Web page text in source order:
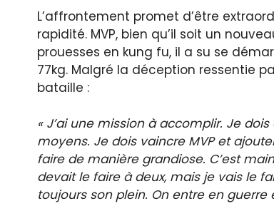
L’affrontement promet d’être
rapidité. MVP, bien qu’il soit un
prouesses en kung fu, il a su se
77kg. Malgré la déception ressentie
bataille :
« J’ai une mission à accomplir. Je
moyens. Je dois vaincre MVP et
faire de manière grandiose. C’est
devait le faire à deux, mais je vais le
toujours son plein. On entre en